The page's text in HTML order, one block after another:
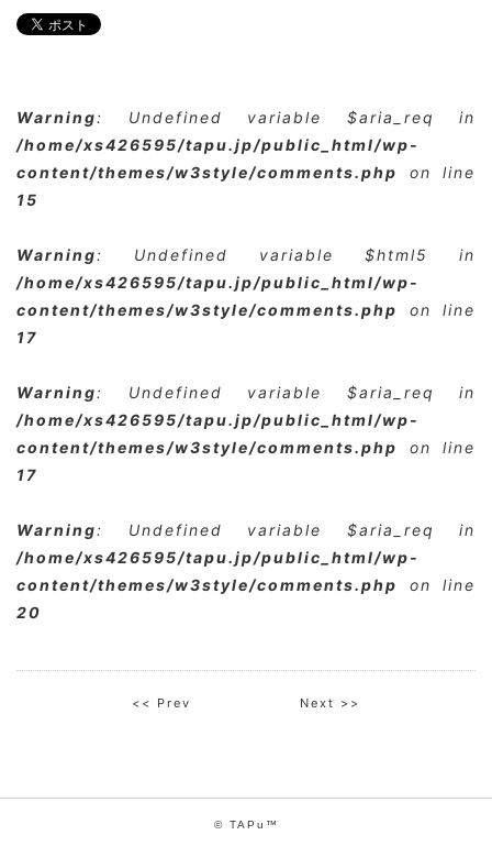
Warning: Undefined variable $aria_req in
/home/xs426595/tapu.jp/public_html/wp-
content/themes/w3style/comments.php
on line
15
Warning: Undefined variable $html5 in
/home/xs426595/tapu.jp/public_html/wp-
content/themes/w3style/comments.php
on line
17
Warning: Undefined variable $aria_req in
/home/xs426595/tapu.jp/public_html/wp-
content/themes/w3style/comments.php
on line
17
Warning: Undefined variable $aria_req in
/home/xs426595/tapu.jp/public_html/wp-
content/themes/w3style/comments.php
on line
20
<< Prev Next >>
© TAPu™